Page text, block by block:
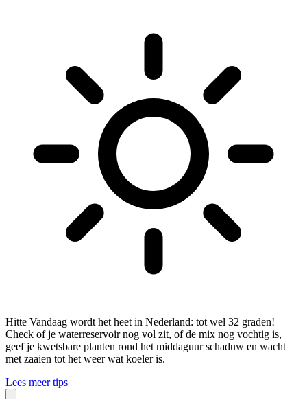
Hitte Vandaag wordt het heet in Nederland: tot wel 32 graden!
Check of je waterreservoir nog vol zit, of de mix nog vochtig is,
geef je kwetsbare planten rond het middaguur schaduw en wacht
met zaaien tot het weer wat koeler is.
Lees meer tips